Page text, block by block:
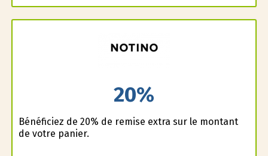
20%
Bénéficiez de 20% de remise extra sur le montant
de votre panier.